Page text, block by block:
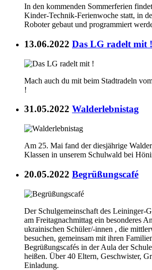
In den kommenden Sommerferien
Kinder-Technik-Ferienwoche statt, in
Roboter gebaut und programmiert
13.06.2022 Das LG radelt mit !
Mach auch du mit beim Stadtradeln
!
31.05.2022 Walderlebnistag
Am 25. Mai fand der diesjährige
Klassen in unserem Schulwald bei
20.05.2022 Begrüßungscafé
Der Schulgemeinschaft des Leininger-
am Freitagnachmittag ein besonderes
ukrainischen Schüler/-innen , die
besuchen, gemeinsam mit ihren
Begrüßungscafés in der Aula der
heißen. Über 40 Eltern, Geschwister,
Einladung.